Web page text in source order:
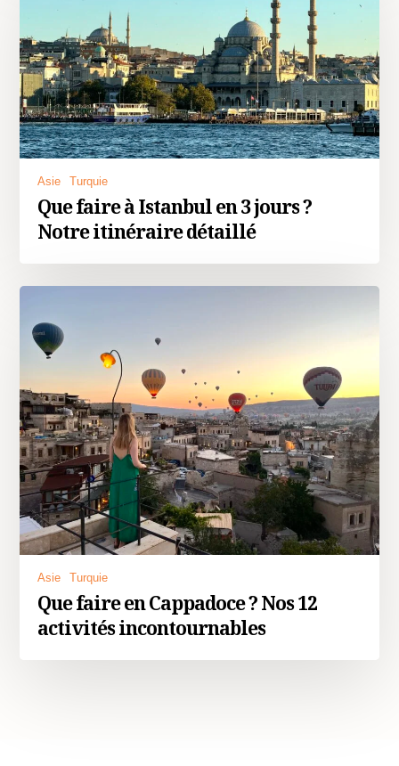
Asie Turquie
Que faire à Istanbul en 3 jours ?
Notre itinéraire détaillé
Asie Turquie
Que faire en Cappadoce ? Nos 12
activités incontournables